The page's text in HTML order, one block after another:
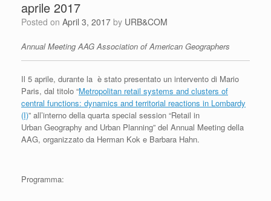
aprile 2017
Posted on April 3, 2017 by URB&COM
Annual Meeting AAG Association of American Geographers
Il 5 aprile, durante la è stato presentato un intervento di Mario
Paris, dal titolo “Metropolitan retail systems and clusters of
central functions: dynamics and territorial reactions in Lombardy
(I)” all’interno della quarta special session “Retail in
Urban Geography and Urban Planning” del Annual Meeting della
AAG, organizzato da Herman Kok e Barbara Hahn.
Programma: